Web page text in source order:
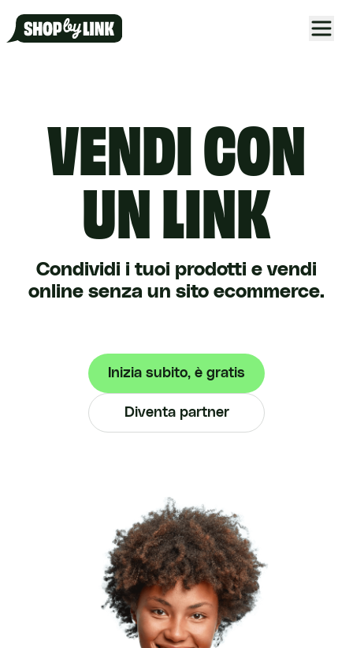
VENDICON
UN LINK
Condividi i tuoi prodotti e vendi
online senza un sito ecommerce.
Inizia subito, è gratis
Diventa partner